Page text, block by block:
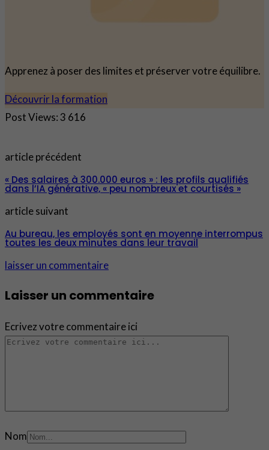
Apprenez à poser des limites et préserver votre équilibre.
Découvrir la formation
Post Views:3 616
article précédent
« Des salaires à 300.000 euros » : les profils qualifiés
dans l’IA générative, « peu nombreux et courtisés »
article suivant
Au bureau, les employés sont en moyenne interrompus
toutes les deux minutes dans leur travail
laisser un commentaire
Laisser un commentaire
Ecrivez votre commentaire ici
Nom